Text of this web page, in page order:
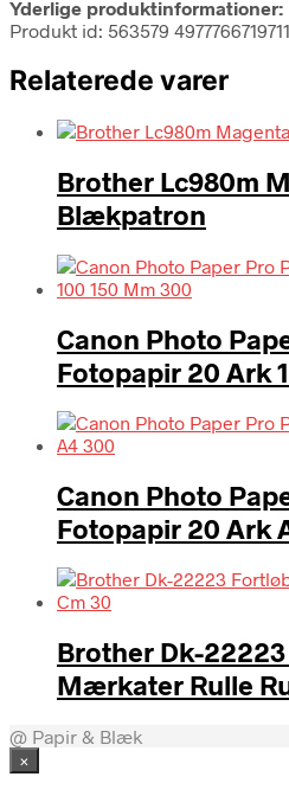
Yderlige produktinformationer:
Produkt id: 563579 4977766719711
Relaterede varer
Brother Lc980m
Blækpatron
Canon Photo
Fotopapir 20 Ark
Canon Photo
Fotopapir 20 Ark
Brother Dk-
Mærkater Rulle
@ Papir & Blæk
×